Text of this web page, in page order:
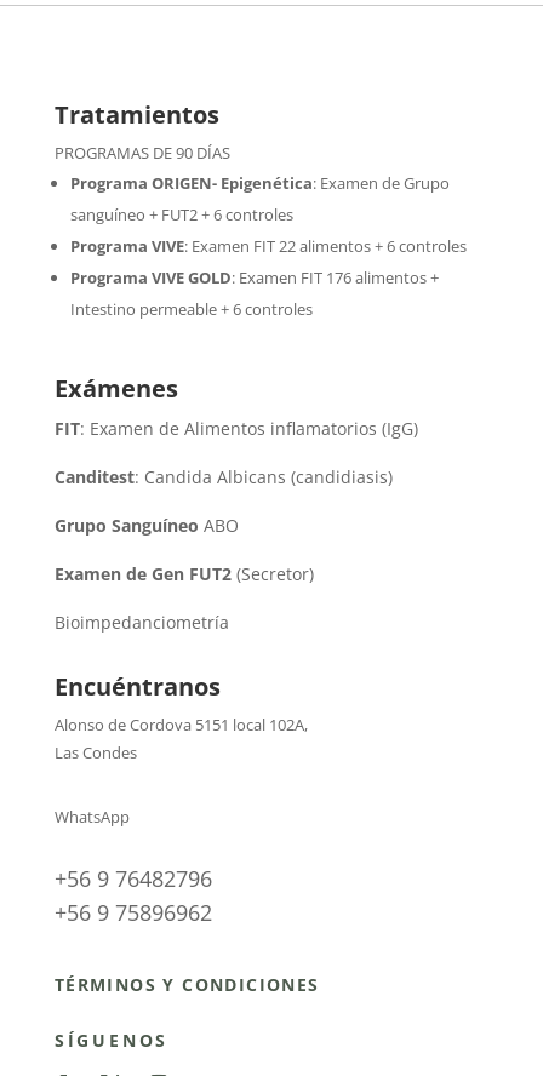
Tratamientos
PROGRAMAS DE 90 DÍAS
Programa ORIGEN- Epigenética:Examen de Grupo
sanguíneo + FUT2 + 6 controles
Programa VIVE: Examen FIT 22 alimentos + 6 controles
Programa VIVE GOLD: Examen FIT 176 alimentos +
Intestino permeable + 6 controles
Exámenes
FIT: Examen de Alimentos inflamatorios (IgG)
Canditest: Candida Albicans (candidiasis)
Grupo Sanguíneo ABO
Examen de Gen FUT2(Secretor)
Bioimpedanciometría
Encuéntranos
Alonso de Cordova 5151 local 102A,
Las Condes
WhatsApp
+56 9 76482796
+56 9 75896962
TÉRMINOS Y CONDICIONES
SÍGUENOS